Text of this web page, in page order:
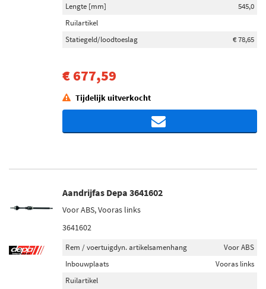
Lengte [mm]
545,0
Ruilartikel
Statiegeld/loodtoeslag
€ 78,65
€ 677,59
Tijdelijk uitverkocht
Aandrijfas Depa 3641602
Voor ABS, Vooras links
3641602
Rem / voertuigdyn. artikelsamenhang
Voor ABS
Inbouwplaats
Vooras links
Ruilartikel